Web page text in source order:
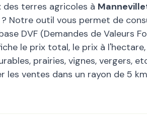
des terres agricoles à
? Notre outil vous permet de
DVF (Demandes de Valeurs
le prix total, le prix à
prairies, vignes, vergers,
les ventes dans un rayon de 5